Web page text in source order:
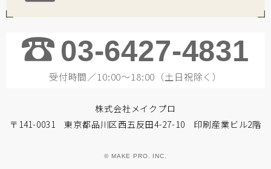
03-6427-4831
受付時間／10:00～18:00（土日祝除く）
株式会社メイクプロ
〒141-0031 東京都品川区西五反田4-27-10 印刷産業ビル2階
© MAKE PRO. INC.